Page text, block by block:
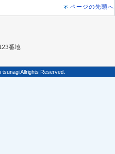
ページの先頭へ
番地
Allrights Reserved.